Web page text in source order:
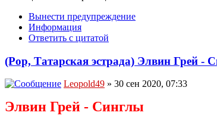
Вынести предупреждение
Информация
Ответить с цитатой
(Pop, Татарская эстрада) Элвин Грей -
Leopold49 » 30 сен 2020, 07:33
Элвин Грей - Синглы